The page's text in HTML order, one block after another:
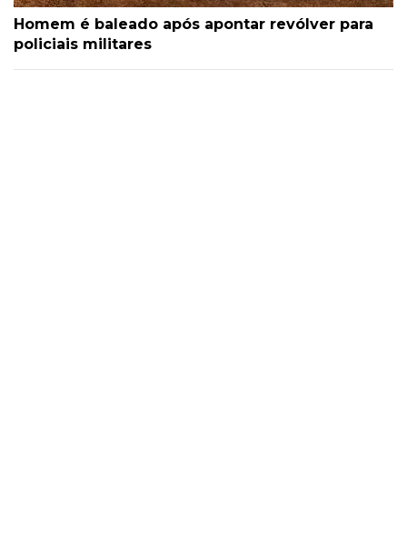
Homem é baleado após apontar revólver para
policiais militares